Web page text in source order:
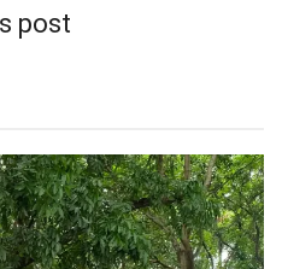
post